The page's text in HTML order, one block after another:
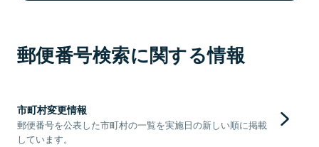
郵便番号検索に関する情報
市町村変更情報
郵便番号を公表した市町村の一覧を実施日の新しい順に掲載
しています。